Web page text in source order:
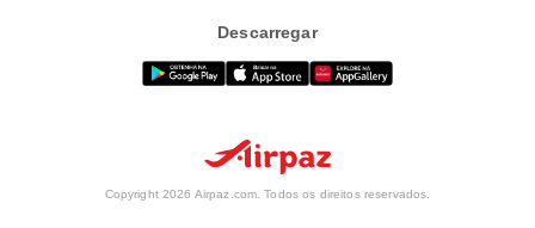
Descarregar
Copyright 2026 Airpaz.com. Todos os direitos reservados.